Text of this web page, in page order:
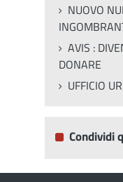
NUOVO
AVIS :
DONARE
UFFICIO
Condividi